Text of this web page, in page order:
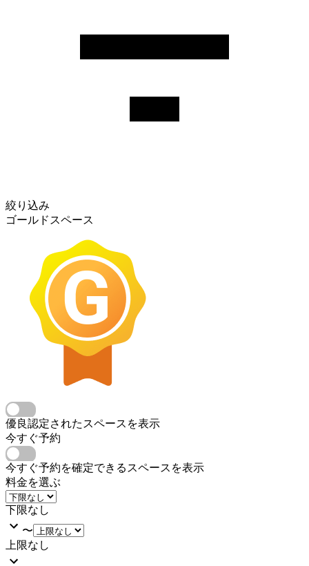
絞り込み
ゴールドスペース
優良認定されたスペースを表示
今すぐ予約
今すぐ予約を確定できるスペースを表示
料金を選ぶ
下限なし
〜
上限なし